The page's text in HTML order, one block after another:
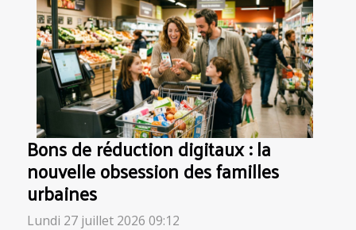
Bons de réduction digitaux : la
nouvelle obsession des familles
urbaines
Lundi 27 juillet 2026 09:12